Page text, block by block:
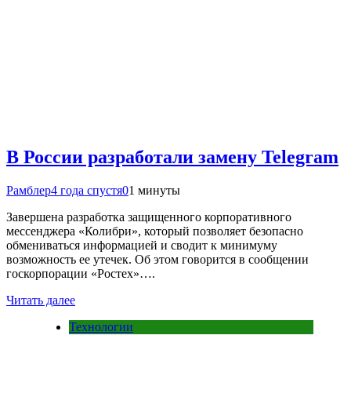
В России разработали замену Telegram
Рамблер4 года спустя01 минуты
Завершена разработка защищенного корпоративного
мессенджера «Колибри», который позволяет безопасно
обмениваться информацией и сводит к минимуму
возможность ее утечек. Об этом говорится в сообщении
госкорпорации «Ростех»….
Читать далее
Технологии